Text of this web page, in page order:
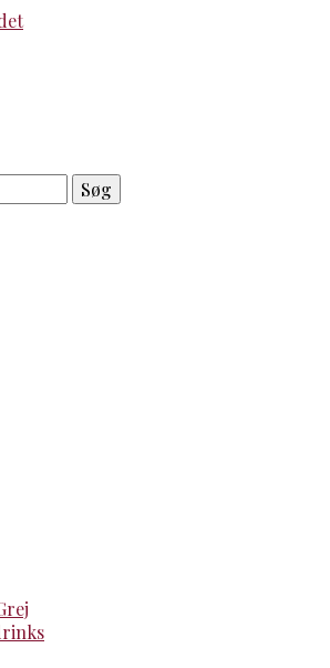
starts with a salad